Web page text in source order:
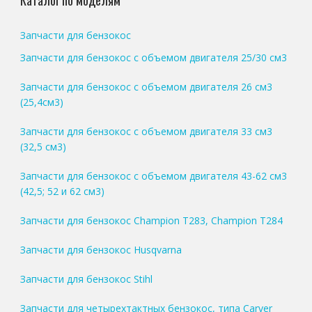
Запчасти для бензокос
Запчасти для бензокос с объемом двигателя 25/30 см3
Запчасти для бензокос с объемом двигателя 26 см3
(25,4см3)
Запчасти для бензокос с объемом двигателя 33 см3
(32,5 см3)
Запчасти для бензокос с объемом двигателя 43-62 см3
(42,5; 52 и 62 см3)
Запчасти для бензокос Champion T283, Champion T284
Запчасти для бензокос Husqvarna
Запчасти для бензокос Stihl
Запчасти для четырехтактных бензокос, типа Carver